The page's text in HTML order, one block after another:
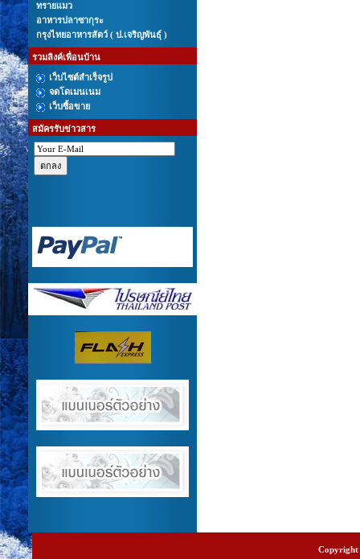
ทรายแมว
อาหารปลาซากุระ
กรุงไทยอาหารสัตว์ ( ป.เจริญพันธุ์ )
รวมลิงค์เพื่อนบ้าน
เว็บไซต์สำเร็จรูป
จดโดเมนเนม
เว็บซื้อขาย
สมัครรับข่าวสาร
Copyright